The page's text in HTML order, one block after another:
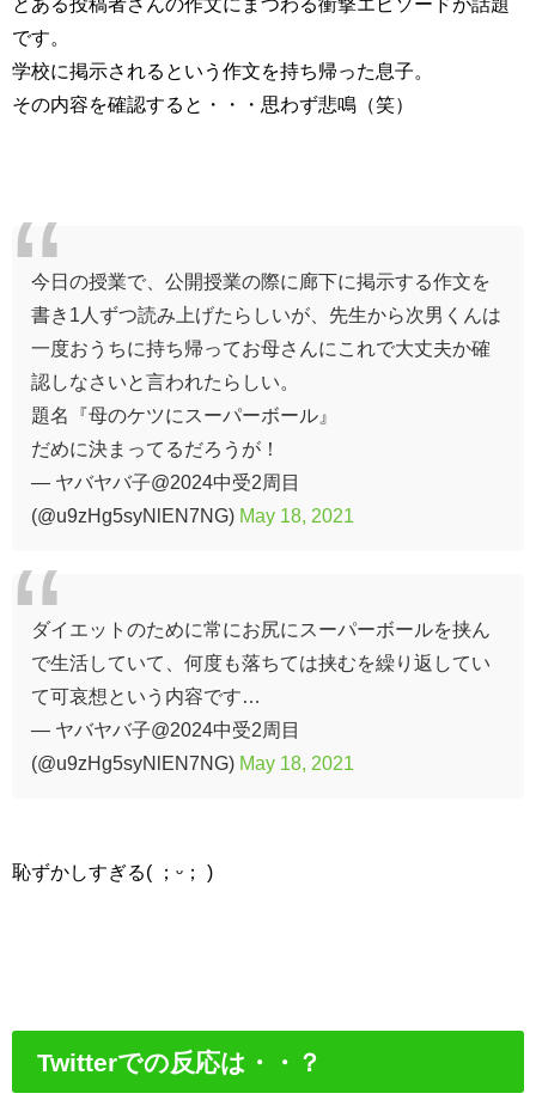
です。
学校に掲示されるという作文を持ち帰った息子。
その内容を確認すると・・・思わず悲鳴（笑）
今日の授業で、公開授業の際に廊下に掲示する作文を
書き1人ずつ読み上げたらしいが、先生から次男くんは
一度おうちに持ち帰ってお母さんにこれで大丈夫か確
認しなさいと言われたらしい。
題名『母のケツにスーパーボール』
だめに決まってるだろうが！
— ヤバヤバ子@2024中受2周目
(@u9zHg5syNlEN7NG) May 18, 2021
ダイエットのために常にお尻にスーパーボールを挟ん
で生活していて、何度も落ちては挟むを繰り返してい
て可哀想という内容です…
— ヤバヤバ子@2024中受2周目
(@u9zHg5syNlEN7NG) May 18, 2021
恥ずかしすぎる( ；ᵕ； )
Twitterでの反応は・・？